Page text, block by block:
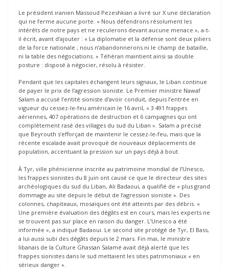
Le président iranien Massoud Pezeshkian a livré sur X une déclaration
qui ne ferme aucune porte. « Nous défendrons résolument les
intérêts de notre pays et ne reculerons devant aucune menace », a-t-
il écrit, avant d’ajouter : « La diplomatie et la défense sont deux piliers
de la force nationale ; nous n’abandonnerons ni le champ de bataille,
ni la table des négociations. » Téhéran maintient ainsi sa double
posture : disposé à négocier, résolu à résister.
Pendant que les capitales échangent leurs signaux, le Liban continue
de payer le prix de l’agression sioniste. Le Premier ministre Nawaf
Salam a accusé l’entité sioniste d’avoir conduit, depuis l’entrée en
vigueur du cessez-le-feu américain le 16 avril, « 3 491 frappes
aériennes, 407 opérations de destruction et 6 campagnes qui ont
complètement rasé des villages du sud du Liban ». Salam a précisé
que Beyrouth s’efforçait de maintenir le cessez-le-feu, mais que la
récente escalade avait provoqué de nouveaux déplacements de
population, accentuant la pression sur un pays déjà à bout.
À Tyr, ville phénicienne inscrite au patrimoine mondial de l’Unesco,
les frappes sionistes du 8 juin ont causé ce que le directeur des sites
archéologiques du sud du Liban, Ali Badaoui, a qualifié de « plus grand
dommage au site depuis le début de l’agression sioniste ». Des
colonnes, chapiteaux, mosaïques ont été atteints par des débris. «
Une première évaluation des dégâts est en cours, mais les experts ne
se trouvent pas sur place en raison du danger. L’Unesco a été
informée », a indiqué Badaoui. Le second site protégé de Tyr, El Bass,
a lui aussi subi des dégâts depuis le 2 mars. Fin mai, le ministre
libanais de la Culture Ghassan Salamé avait déjà alerté que les
frappes sionistes dans le sud mettaient les sites patrimoniaux « en
sérieux danger ».